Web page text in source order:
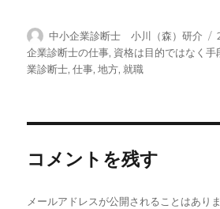
投
稿
者
中小企業診断士 小川（森）研介
企業診断士の仕事, 資格は目的ではなく手
業診断士,仕事,地方, 就職
コメントを残す
メールアドレスが公開されることはありま